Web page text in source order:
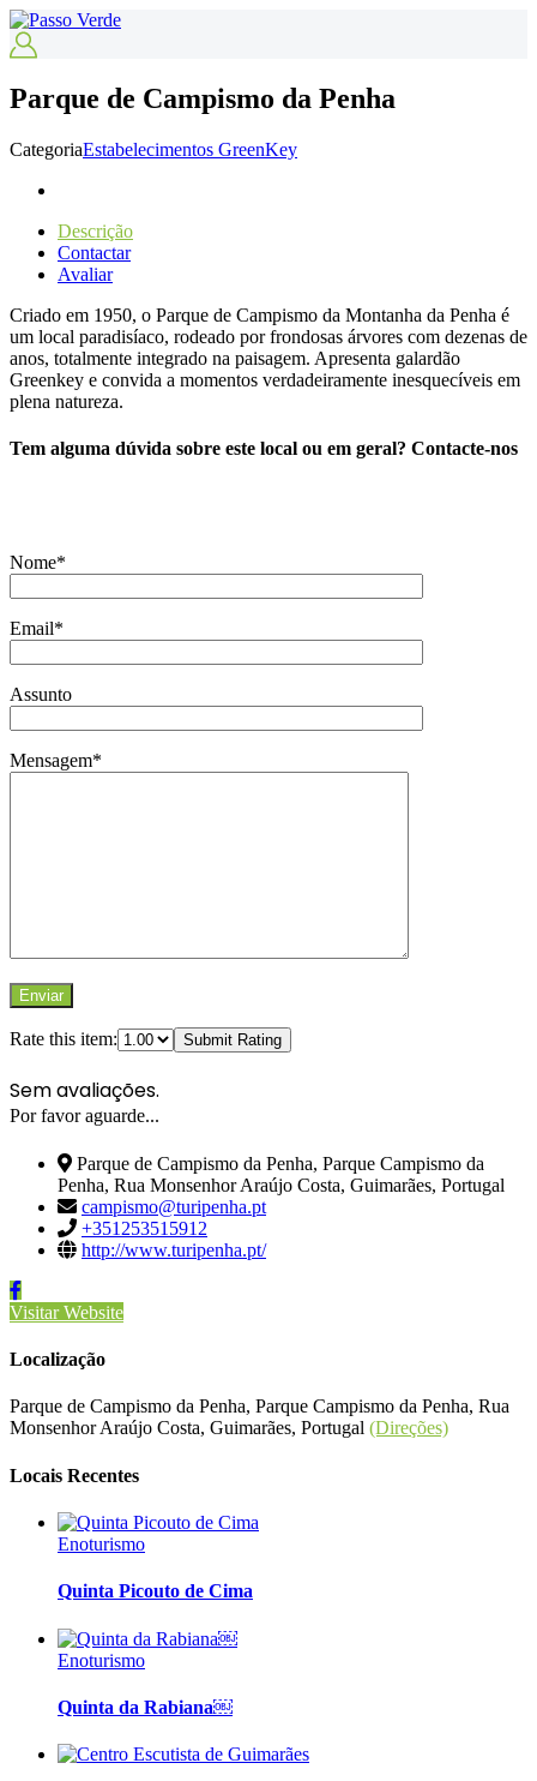
Parque de Campismo da Penha
CategoriaEstabelecimentos GreenKey
Descrição
Contactar
Avaliar
Criado em 1950, o Parque de Campismo da Montanha da Penha é
um local paradisíaco, rodeado por frondosas árvores com dezenas de
anos, totalmente integrado na paisagem. Apresenta galardão
Greenkey e convida a momentos verdadeiramente inesquecíveis em
plena natureza.
Tem alguma dúvida sobre este local ou em geral? Contacte-nos
Nome*
Email*
Assunto
Mensagem*
Rate this item: Submit Rating
Sem avaliações.
Por favor aguarde...
Parque de Campismo da Penha, Parque Campismo da
Penha, Rua Monsenhor Araújo Costa, Guimarães, Portugal
campismo@turipenha.pt
+351253515912
http://www.turipenha.pt/
Visitar Website
Localização
Parque de Campismo da Penha, Parque Campismo da Penha, Rua
Monsenhor Araújo Costa, Guimarães, Portugal (Direções)
Locais Recentes
Enoturismo
Quinta Picouto de Cima
Enoturismo
Quinta da Rabiana￼